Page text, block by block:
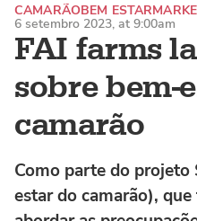
FAI farms
sobre bem-
camarão
CAMARÃOBEM ESTAR
6 setembro 2023, at 9:00am
Como parte do
estar do camarão),